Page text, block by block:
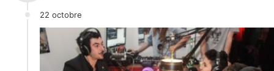
22 octobre